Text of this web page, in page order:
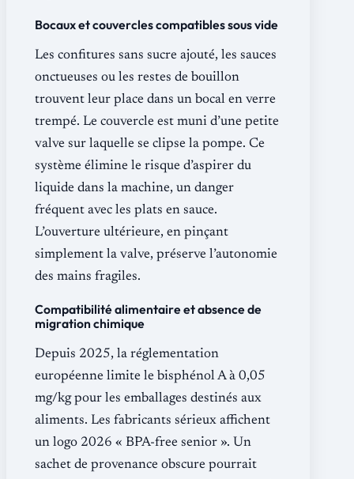
Bocaux et couvercles compatibles sous vide
Les confitures sans sucre ajouté, les sauces
onctueuses ou les restes de bouillon
trouvent leur place dans un bocal en verre
trempé. Le couvercle est muni d’une petite
valve sur laquelle se clipse la pompe. Ce
système élimine le risque d’aspirer du
liquide dans la machine, un danger
fréquent avec les plats en sauce.
L’ouverture ultérieure, en pinçant
simplement la valve, préserve l’autonomie
des mains fragiles.
Compatibilité alimentaire et absence de
migration chimique
Depuis 2025, la réglementation
européenne limite le bisphénol A à 0,05
mg/kg pour les emballages destinés aux
aliments. Les fabricants sérieux affichent
un logo 2026 « BPA-free senior ». Un
sachet de provenance obscure pourrait